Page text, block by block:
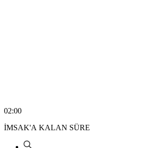
02:00
İMSAK'A KALAN SÜRE